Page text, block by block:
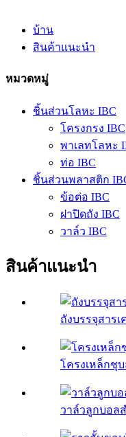
บ้าน
สินค้าแนะนำ
หมวดหมู่
ชิ้นส่วนโลหะ IBC
โครงกรง IBC
พาเลทโลหะ
ท่อ IBC
ชิ้นส่วนพลาสติก
ข้อต่อ IBC
ฝาปิดถัง IBC
วาล์ว IBC
สินค้าแนะนำ
ถังบรรจุสาร
โครงเหล็กชุ
วาล์วลูกบอล